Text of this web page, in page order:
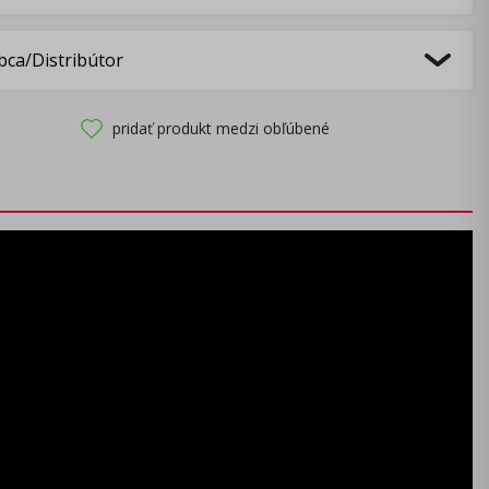
Distribútor
pridať produkt medzi obľúbené